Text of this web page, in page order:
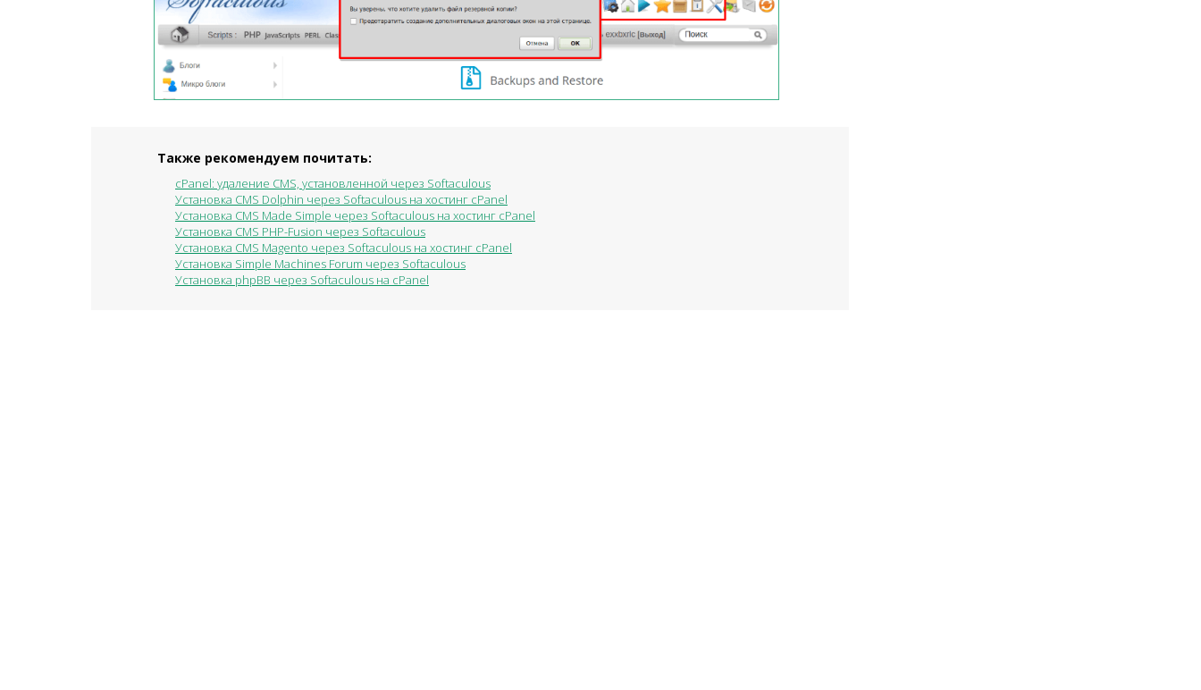
Также рекомендуем почитать:
cPanel: удаление CMS, установленной через Softaculous
Установка CMS Dolphin через Softaculous на хостинг cPanel
Установка CMS Made Simple через Softaculous на хостинг cPanel
Установка CMS PHP-Fusion через Softaculous
Установка CMS Magento через Softaculous на хостинг cPanel
Установка Simple Machines Forum через Softaculous
Установка phpBB через Softaculous на cPanel